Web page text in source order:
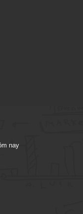
nay